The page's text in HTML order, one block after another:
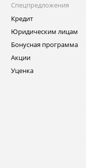
Спецпредложения
Кредит
Юридическим лицам
Бонусная программа
Акции
Уценка